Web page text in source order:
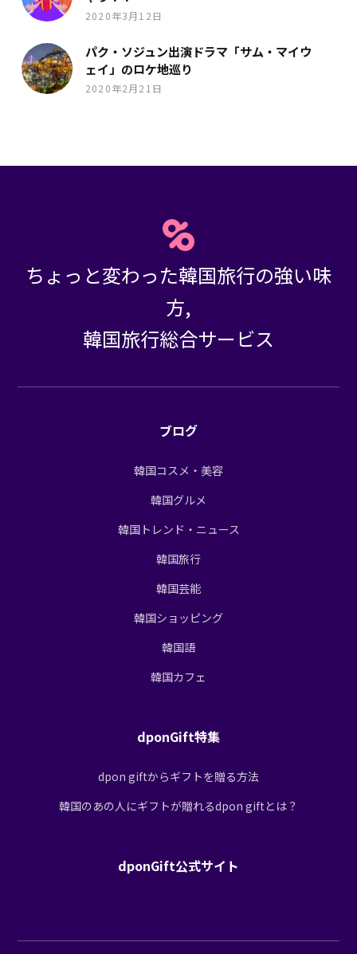
2020年3月12日
パク・ソジュン出演ドラマ「サム・マイウ
ェイ」のロケ地巡り
2020年2月21日
ちょっと変わった韓国旅行の強い味
方,
韓国旅行総合サービス
ブログ
韓国コスメ・美容
韓国グルメ
韓国トレンド・ニュース
韓国旅行
韓国芸能
韓国ショッピング
韓国語
韓国カフェ
dponGift特集
dpon giftからギフトを贈る方法
韓国のあの人にギフトが贈れるdpon giftとは？
dponGift公式サイト